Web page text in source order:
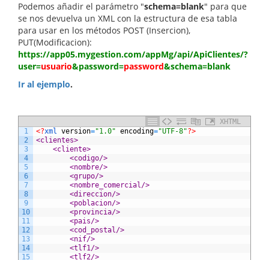
Podemos añadir el parámetro "schema=blank" para que
se nos devuelva un XML con la estructura de esa tabla
para usar en los métodos POST (Insercion),
PUT(Modificacion):
https://app05.mygestion.com/appMg/api/ApiClientes/?
user=usuario&password=password&schema=blank
Ir al ejemplo.
XHTML
1
2
3
4
5
6
7
8
9
10
11
12
13
14
15
<?xml version="1.0" encoding="UTF-8"?>
<clientes>
<cliente>
<codigo/>
<nombre/>
<grupo/>
<nombre_comercial/>
<direccion/>
<poblacion/>
<provincia/>
<pais/>
<cod_postal/>
<nif/>
<tlf1/>
<tlf2/>